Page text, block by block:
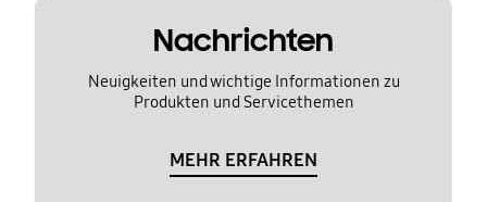
Nachrichten
Neuigkeiten und wichtige Informationen zu
Produkten und Servicethemen
MEHR ERFAHREN